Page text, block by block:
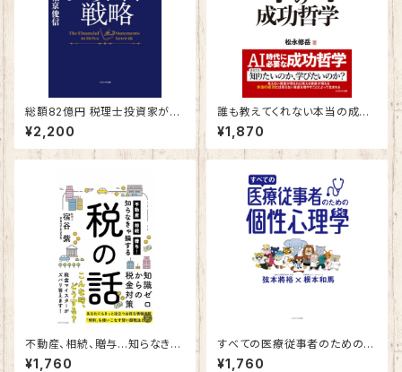
総額82億円 税理士投資家が明
かす 「買い続ける」ための決算
書戦略
¥2,200
誰も教えてくれない本当の成功
哲学
¥1,870
不動産、相続、贈与…知らなきゃ
損する税の話
¥1,760
すべての医療従事者のための個
性心理學
¥1,760